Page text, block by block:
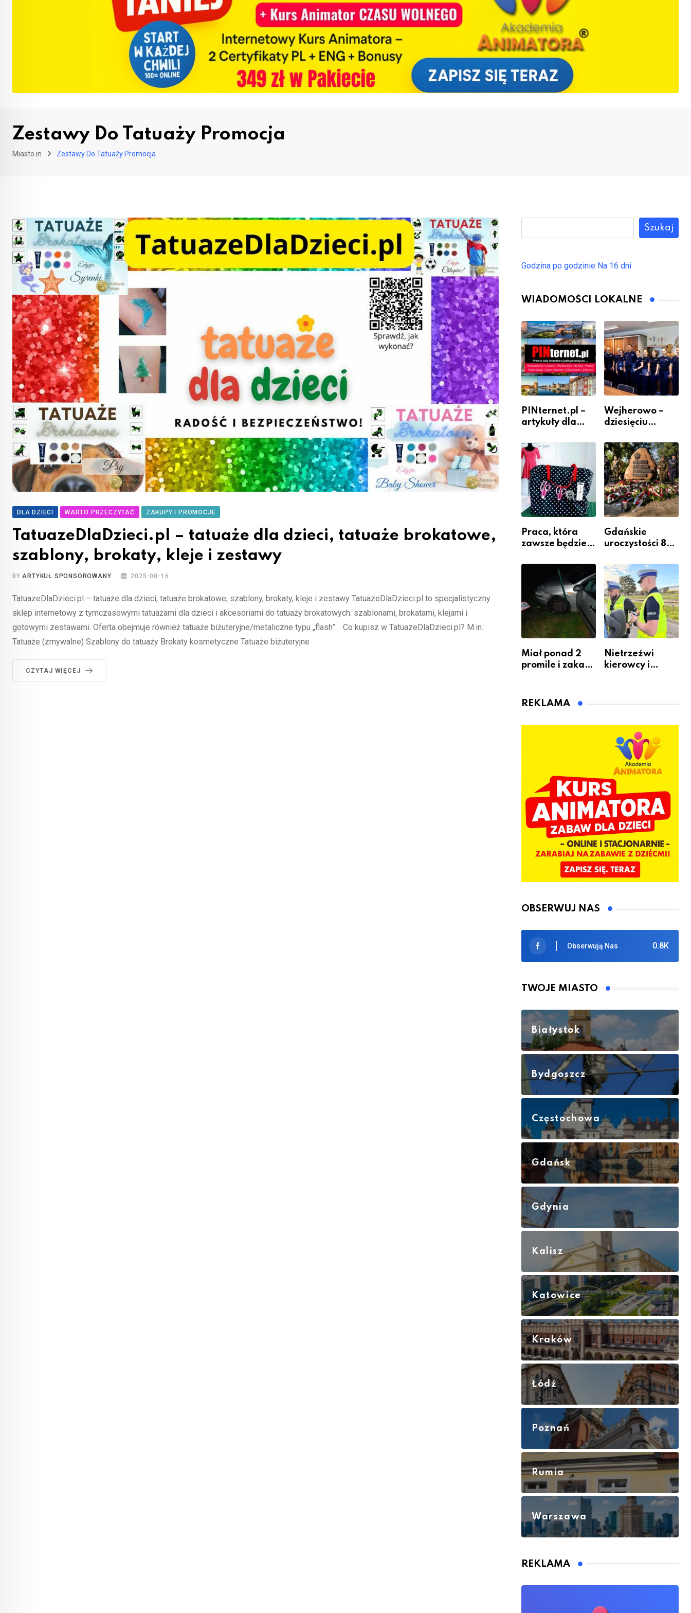
Zestawy Do Tatuaży Promocja
Miasto.in Zestawy Do Tatuaży Promocja
DLA DZIECI WARTO PRZECZYTAĆ ZAKUPY I PROMOCJE
TatuazeDlaDzieci.pl – tatuaże dla dzieci, tatuaże brokatowe,
szablony, brokaty, kleje i zestawy
BY ARTYKUŁ SPONSOROWANY 2025-08-16
TatuazeDlaDzieci.pl – tatuaże dla dzieci, tatuaże brokatowe, szablony, brokaty, kleje i zestawy TatuazeDlaDzieci.pl to specjalistyczny
sklep internetowy z tymczasowymi tatuażami dla dzieci i akcesoriami do tatuaży brokatowych: szablonami, brokatami, klejami i
gotowymi zestawami. Oferta obejmuje również tatuaże biżuteryjne/metaliczne typu „flash”. Co kupisz w TatuazeDlaDzieci.pl? M.in.:
Tatuaże (zmywalne) Szablony do tatuaży Brokaty kosmetyczne Tatuaże biżuteryjne
CZYTAJ WIĘCEJ
Szukaj
Godzina po godzinie Na 16 dni
WIADOMOŚCI LOKALNE
PINternet.pl –
artykuły dla
jako inwestycja
w widoczność
Wejherowo –
dziesięciu
policjantów w
szeregach
Komendy
Powiatowej
Praca, która
zawsze będzie
krawiectwo
zawodem
przyszłości i
gdzie się go
nauczyć?
Gdańskie
uroczystości 82.
wybuchu
Powstania
Warszawskiego
Miał ponad 2
promile i zakaz
kierownicę w
Nietrzeźwi
kierowcy i
REKLAMA
OBSERWUJ NAS
0.8K
Obserwują Nas
TWOJE MIASTO
Białystok
Bydgoszcz
Częstochowa
Gdańsk
Gdynia
Kalisz
Katowice
Kraków
Łódź
Poznań
Rumia
Warszawa
REKLAMA